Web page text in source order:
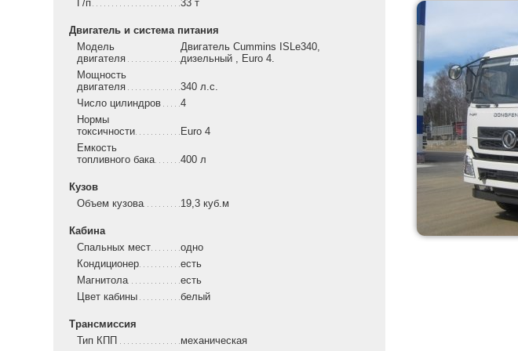
Г/п 33 т
Двигатель и система питания
Модель
двигателя
Двигатель Cummins ISLe340,
дизельный , Euro 4.
Мощность
двигателя
340 л.с.
Число цилиндров
4
Нормы
токсичности
Euro 4
Емкость
топливного бака
400 л
Кузов
Объем кузова
19,3 куб.м
Кабина
Спальных мест
одно
Кондиционер
есть
Магнитола
есть
Цвет кабины
белый
Трансмиссия
Тип КПП
механическая